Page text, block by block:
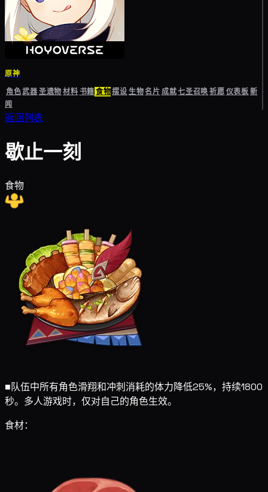
原神
角色武器圣遗物材料书籍食物摆设生物名片成就七圣召唤祈愿仪表板新
闻
返回列表
歇止一刻
食物
■队伍中所有角色滑翔和冲刺消耗的体力降低25%，持续1800
秒。多人游戏时，仅对自己的角色生效。
食材：